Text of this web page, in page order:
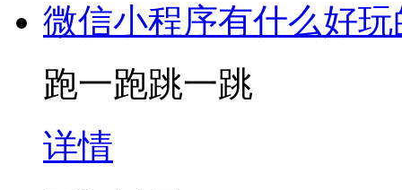
微信小程序有什么好
跑一跑跳一跳
详情